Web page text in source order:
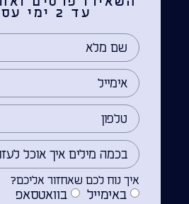
עד 2 ימי עסקים.
איך נוח לכם שאחזור אליכם?
באימייל
בוואטסאפ